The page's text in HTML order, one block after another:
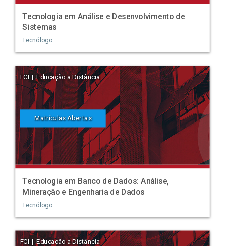
Tecnologia em Análise e Desenvolvimento de
Sistemas
Tecnólogo
FCI | Educação a Distância
Matrículas Abertas
Tecnologia em Banco de Dados: Análise,
Mineração e Engenharia de Dados
Tecnólogo
FCI | Educação a Distância